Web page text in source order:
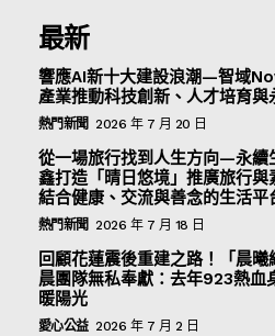
最新
響應AI新十大建設浪潮—智域
產業推動科技創新、人才培育與
熱門新聞 2026 年 7 月 20 日
從一場旅行找到人生方向—永續
鑫打造「晴日悠境」推廣旅行與
結合健康、交流與善念的生活平
熱門新聞 2026 年 7 月 18 日
回顧花蓮震後重建之路！「晨
晨團隊無私奉獻：去年923熱血
暖陽光
愛心公益 2026 年 7 月 2 日